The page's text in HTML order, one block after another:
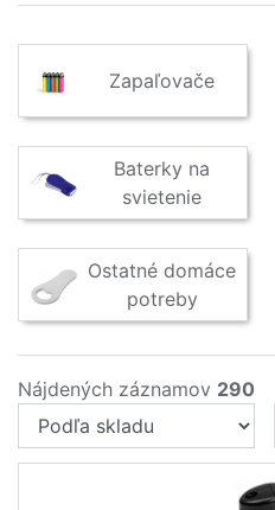
Zapaľovače
Baterky na
svietenie
Ostatné domáce
potreby
Nájdených záznamov 290